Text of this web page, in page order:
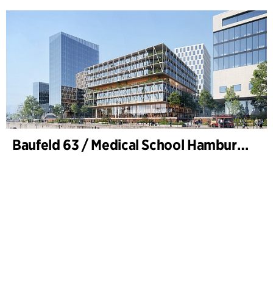
Baufeld 63 / Medical School Hamburg, Hafencity